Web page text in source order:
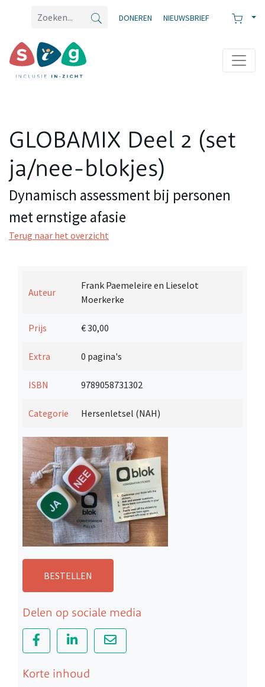
DONEREN NIEUWSBRIEF
GLOBAMIX Deel 2 (set
ja/nee-blokjes)
Dynamisch assessment bij personen
met ernstige afasie
Terug naar het overzicht
Auteur
Frank Paemeleire en Lieselot
Moerkerke
Prijs € 30,00
Extra 0 pagina's
ISBN 9789058731302
Categorie Hersenletsel (NAH)
BESTELLEN
Delen op sociale media
Korte inhoud